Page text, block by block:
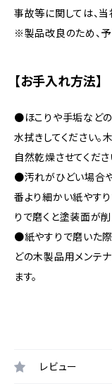
事故等に関しては、
※製品改良のため、予
【お手入れ方法】
●ほこりや手垢などの
水拭きしてください。
自然乾燥させてくださ
●汚れがひどい場合
番より細かい紙やすり
りで磨くと塗装面が削
●紙やすりで磨いた際
どの木製品用メンテ
ます。
レビュー